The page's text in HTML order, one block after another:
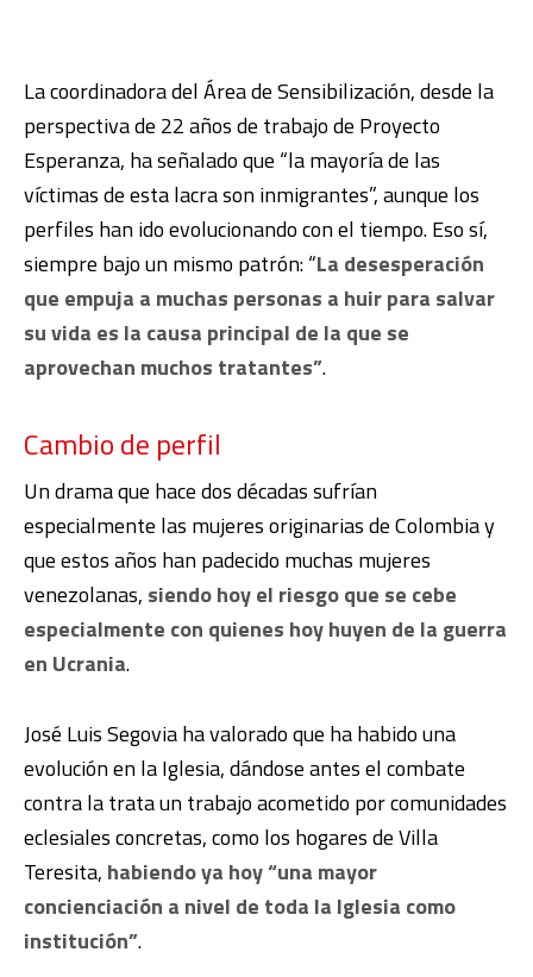
La coordinadora del Área de Sensibilización, desde la
perspectiva de 22 años de trabajo de Proyecto
Esperanza, ha señalado que “la mayoría de las
víctimas de esta lacra son inmigrantes”, aunque los
perfiles han ido evolucionando con el tiempo. Eso sí,
siempre bajo un mismo patrón: “La desesperación
que empuja a muchas personas a huir para salvar
su vida es la causa principal de la que se
aprovechan muchos tratantes”.
Cambio de perfil
Un drama que hace dos décadas sufrían
especialmente las mujeres originarias de Colombia y
que estos años han padecido muchas mujeres
venezolanas, siendo hoy el riesgo que se cebe
especialmente con quienes hoy huyen de la guerra
en Ucrania.
José Luis Segovia ha valorado que ha habido una
evolución en la Iglesia, dándose antes el combate
contra la trata un trabajo acometido por comunidades
eclesiales concretas, como los hogares de Villa
Teresita, habiendo ya hoy “una mayor
concienciación a nivel de toda la Iglesia como
institución”.